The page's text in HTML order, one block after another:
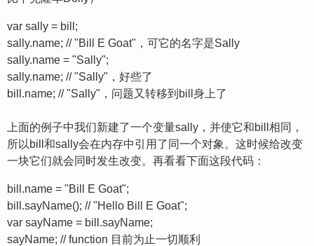
var sally = bill;
sally.name; // "Bill E Goat"，可它的名字是Sally
sally.name = "Sally";
sally.name; // "Sally"，好些了
bill.name; // "Sally"，问题又转移到bill身上了
上面的例子中我们新建了一个变量sally，并使它和bill相同，
所以bill和sally会在内存中引用了同一个对象。这时候给改变
一块它们就会同时发生改变。再看看下面这段代码：
bill.name = "Bill E Goat";
bill.sayName(); // "Hello Bill E Goat";
var sayName = bill.sayName;
sayName; // function 目前为止一切顺利